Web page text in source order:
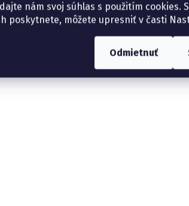
nám svoj súhlas s použitím cookies.
poskytnete, môžete upresniť v časti
Odmietnuť